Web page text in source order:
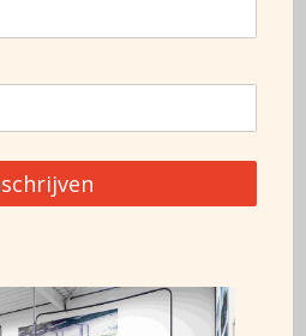
aanvragen